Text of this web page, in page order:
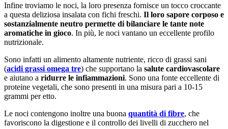
Infine troviamo le noci, la loro presenza fornisce un tocco croccante
a questa deliziosa insalata con fichi freschi. Il loro sapore corposo e
sostanzialmente neutro permette di bilanciare le tante note
aromatiche in gioco. In più, le noci vantano un eccellente profilo
nutrizionale.
Sono infatti un alimento altamente nutriente, ricco di grassi sani
(acidi grassi omega tre) che supportano la salute cardiovascolare
e aiutano a ridurre le infiammazioni. Sono una fonte eccellente di
proteine vegetali, che sono presenti in una misura pari a 10-15
grammi per etto.
Le noci contengono inoltre una buona quantità di fibre, che
favoriscono la digestione e il controllo dei livelli di zucchero nel